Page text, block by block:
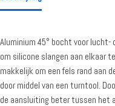
Aluminium 45° bocht voor
om silicone slangen aan elkaar
makkelijk om een fels rand aan
door middel van een turntool.
de aansluiting beter tussen het